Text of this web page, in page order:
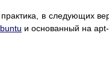
практика, в следующих
и основанный на